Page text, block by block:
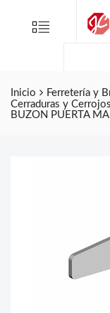
Menu
Inicio Ferretería y
Cerraduras y Cerrojos
BUZON PUERTA
Folletos
Contacto